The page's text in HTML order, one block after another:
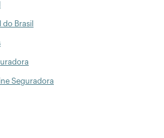
do Brasil
Seguradora